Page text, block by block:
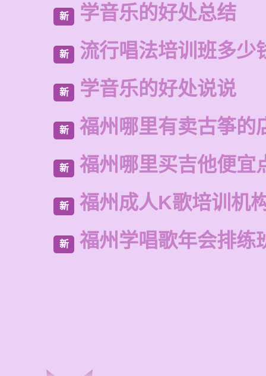
新 学音乐的好处总结
新 流行唱法培训班多少
新 学音乐的好处说说
新 福州哪里有卖古筝的
新 福州哪里买吉他便宜
新 福州成人K歌培训机
新 福州学唱歌年会排练